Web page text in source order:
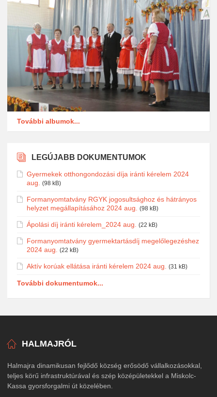
További albumok...
LEGÚJABB DOKUMENTUMOK
Gyermekek otthongondozási díja iránti kérelem 2024
aug.
(98 kB)
Formanyomtatvány RGYK jogosultsághoz és hátrányos
helyzet megállapításához 2024 aug.
(98 kB)
Ápolási díj iránti kérelem_2024 aug. (22 kB)
Formanyomtatvány gyermektartásdíj megelőlegezéshez
2024 aug.
(22 kB)
Aktív korúak ellátása iránti kérelem 2024 aug. (31 kB)
További dokumentumok...
HALMAJRÓL
Halmajra dinamikusan fejlődő község erősödő vállalkozásokkal,
teljes körű infrastruktúrával és szép középületekkel a Miskolc-
Kassa gyorsforgalmi út közelében.